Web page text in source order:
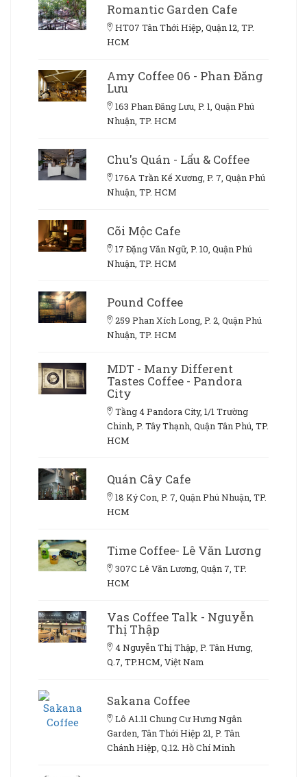
Romantic Garden Cafe
HT07 Tân Thới Hiệp, Quận 12, TP.
HCM
Amy Coffee 06 - Phan Đăng
Lưu
163 Phan Đăng Lưu, P. 1, Quận Phú
Nhuận, TP. HCM
Chu's Quán - Lẩu & Coffee
176A Trần Kế Xương, P. 7, Quận Phú
Nhuận, TP. HCM
Cõi Mộc Cafe
17 Đặng Văn Ngữ, P. 10, Quận Phú
Nhuận, TP. HCM
Pound Coffee
259 Phan Xích Long, P. 2, Quận Phú
Nhuận, TP. HCM
MDT - Many Different
Tastes Coffee - Pandora
City
Tầng 4 Pandora City, 1/1 Trường
Chinh, P. Tây Thạnh, Quận Tân Phú, TP.
HCM
Quán Cây Cafe
18 Ký Con, P. 7, Quận Phú Nhuận, TP.
HCM
Time Coffee- Lê Văn Lương
307C Lê Văn Lương, Quận 7, TP.
HCM
Vas Coffee Talk - Nguyễn
Thị Thập
4 Nguyễn Thị Thập, P. Tân Hưng,
Q.7, TP.HCM, Việt Nam
Sakana Coffee
Lô A1.11 Chung Cư Hưng Ngân
Garden, Tân Thới Hiệp 21, P. Tân
Chánh Hiệp, Q.12. Hồ Chí Minh